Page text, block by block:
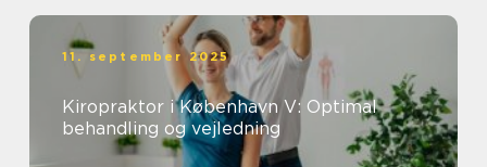
11. september 2025
Kiropraktor i København V: Optimal
behandling og vejledning